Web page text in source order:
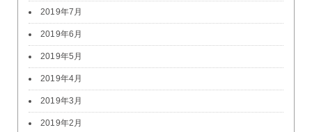
2019年7月
2019年6月
2019年5月
2019年4月
2019年3月
2019年2月